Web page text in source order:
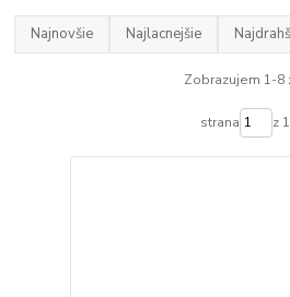
Najnovšie Najlacnejšie
Zobrazujem 1-8
strana z 1